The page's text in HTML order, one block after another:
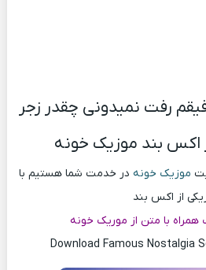
رفت نمیدونی چقدر زجر
اکس بند موزیک خونه
موزیک خونه در خدمت شما هستیم با
از اکس بند
با متن از موریک خونه
Download Famous Nostalgia